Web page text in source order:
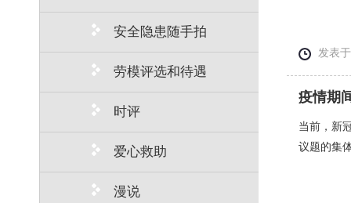
安全隐患随手拍
劳模评选和待遇
时评
爱心救助
漫说
发表
疫情期
当前，新
议题的集